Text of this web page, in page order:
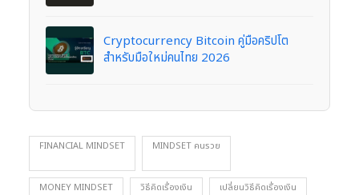
Cryptocurrency Bitcoin คู่มือคริปโต
สำหรับมือใหม่คนไทย 2026
FINANCIAL MINDSET MINDSET คนรวย
MONEY MINDSET วิธีคิดเรื่องเงิน เปลี่ยนวิธีคิดเรื่องเงิน